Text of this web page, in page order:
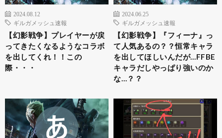
2024.08.12
ギルガメッシュ速報
【幻影戦争】プレイヤーが戻
ってきたくなるようなコラボ
を出してくれ！！この
際・・・
2024.06.25
ギルガメッシュ速報
【幻影戦争】『フィーナ』っ
て人気あるの？？恒常キャラ
を出してほしいんだが…FFBE
キャラだしやっぱり強いのか
な…？？